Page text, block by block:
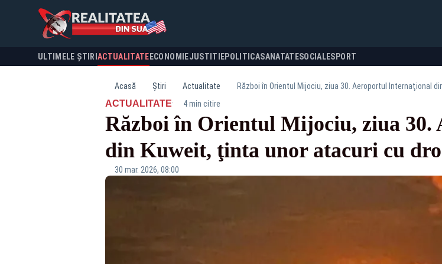
ULTIMELE ȘTIRI ACTUALITATE ECONOMIEJUSTITIEPOLITICASANATATESOCIALESPORT
Acasă Știri Actualitate Război în Orientul Mijociu, ziua 30. Aeroportul Internaţional
ACTUALITATE· 4 min citire
Război în Orientul Mijociu, ziua
din Kuweit, ţinta unor atacuri cu
30 mar. 2026, 08:00